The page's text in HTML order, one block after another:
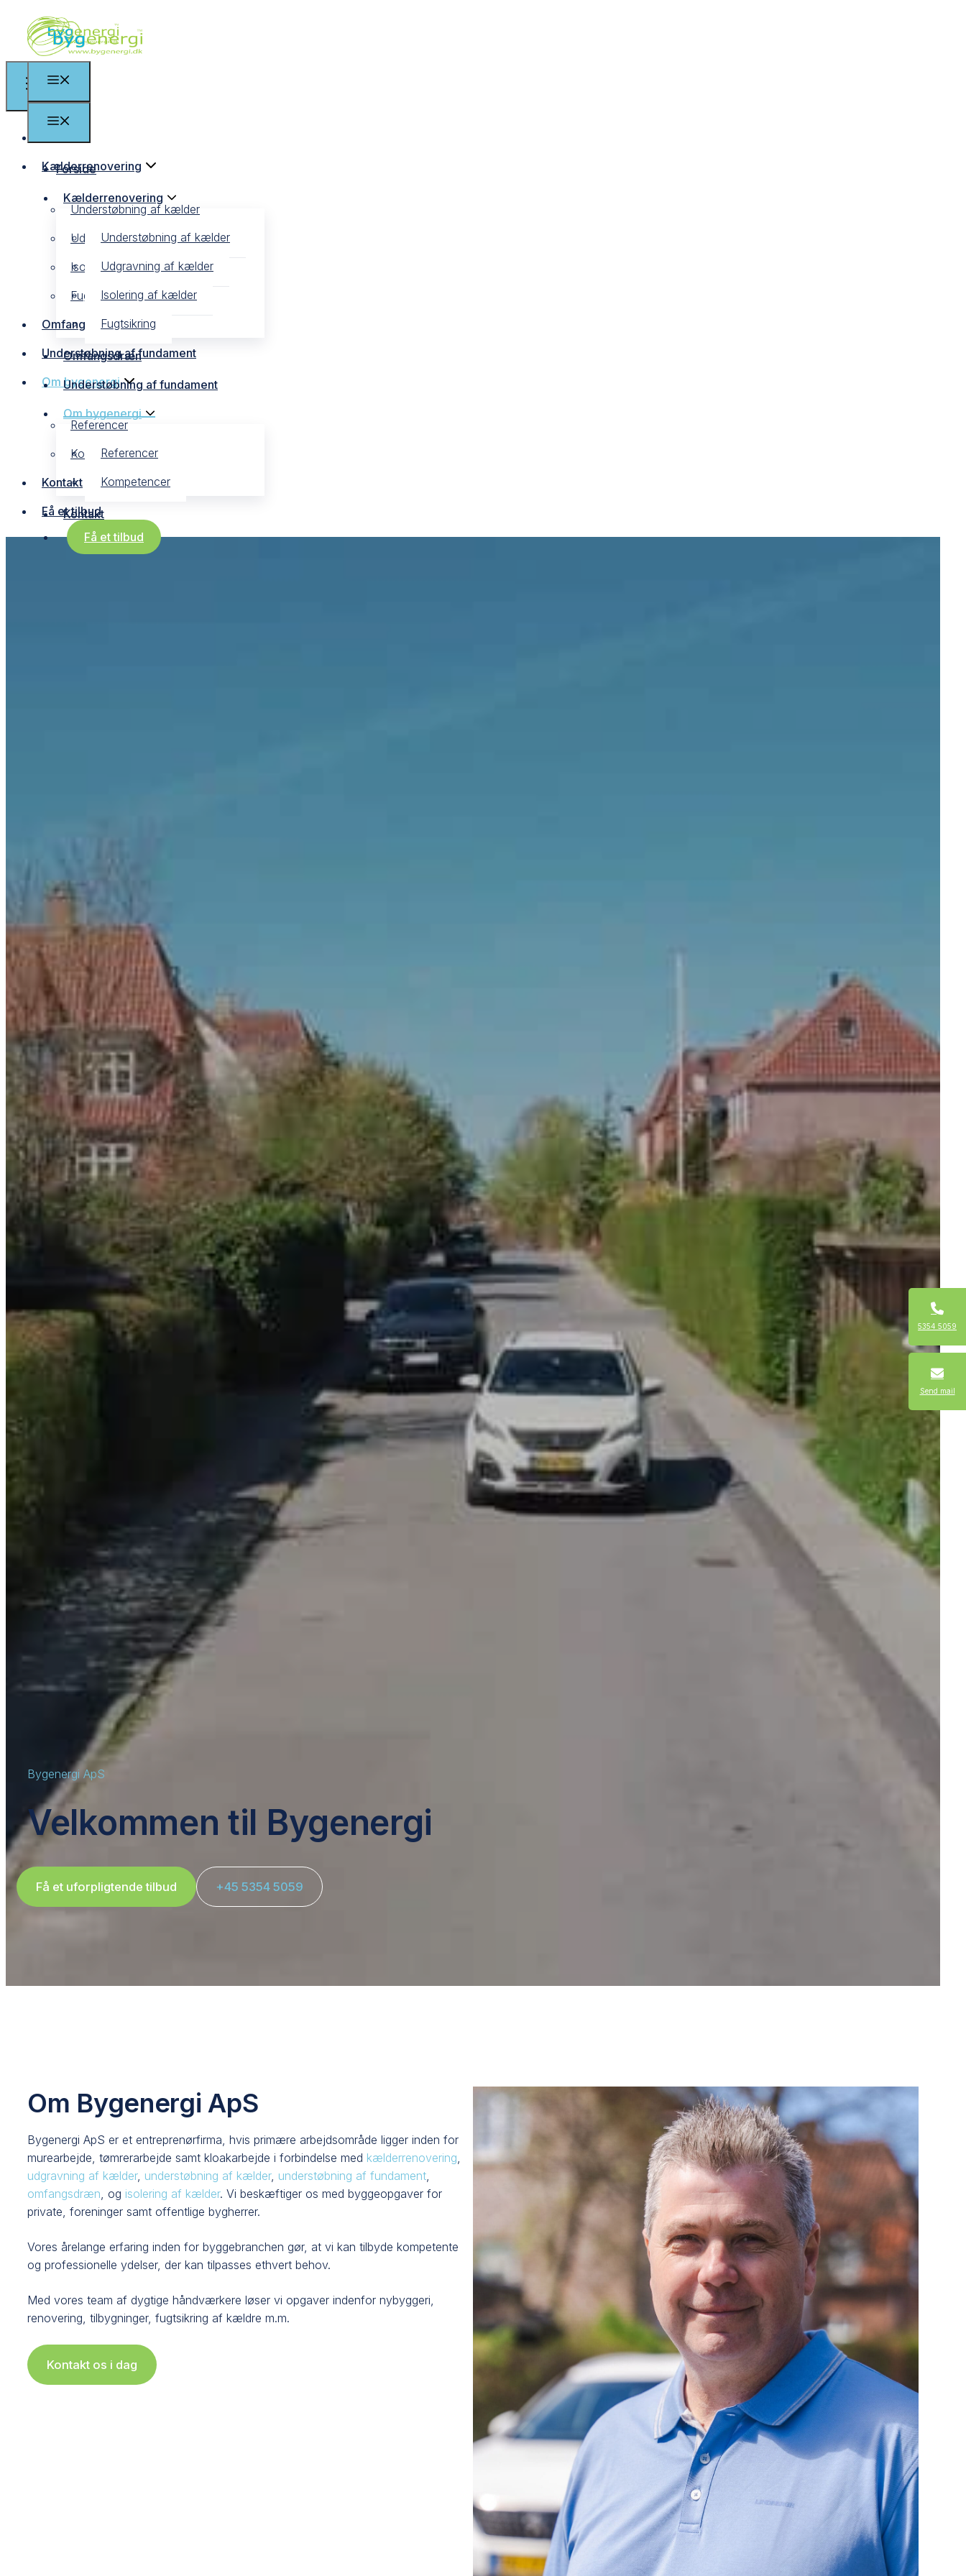
Forside
Kælderrenovering
Understøbning af kælder
Udgravning af kælder
Isolering af kælder
Fugtsikring
Omfangsdræn
Understøbning af fundament
Om bygenergi
Referencer
Kompetencer
Kontakt
Få et tilbud
Kælderrenovering
Understøbning af kælder
Udgravning af kælder
Isolering af kælder
Fugtsikring
Omfangsdræn
Understøbning af fundament
Om bygenergi
Referencer
Kompetencer
Kontakt
Få et tilbud
Bygenergi ApS
Velkommen til Bygenergi
Få et uforpligtende tilbud +45 5354 5059
Om Bygenergi ApS
Bygenergi ApS er et entreprenørfirma, hvis primære arbejdsområde ligger inden for
murearbejde, tømrerarbejde samt kloakarbejde i forbindelse med kælderrenovering,
udgravning af kælder, understøbning af kælder, understøbning af fundament,
omfangsdræn, og isolering af kælder.​​​ Vi beskæftiger os med byggeopgaver for
private, foreninger samt offentlige bygherrer.
​Vores årelange erfaring inden for byggebranchen gør, at vi kan tilbyde kompetente
og professionelle ydelser, der kan tilpasses ethvert behov.​
Med vores team af dygtige håndværkere løser vi opgaver indenfor nybyggeri,
renovering, tilbygninger, fugtsikring af kældre m.m.
Kontakt os i dag
5354 5059
Send mail